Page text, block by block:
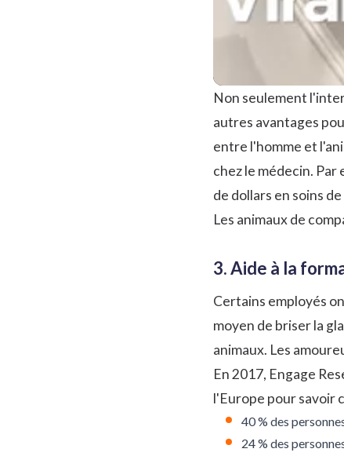
Non seulement
autres avantages
entre l'homme et
chez le médecin.
de dollars en soins
Les animaux de
3. Aide à la
Certains employés
moyen de briser la
animaux. Les
En 2017, Engage
l'Europe pour savoir
40 % des
24 % des